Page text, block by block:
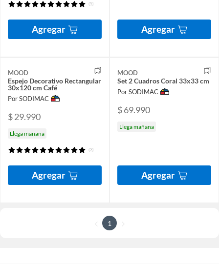
(5)
Agregar Agregar
MOOD
Espejo Decorativo Rectangular
30x120 cm Café
Por SODIMAC
$ 29.990
Llega mañana
(3)
Agregar
MOOD
Set 2 Cuadros Coral 33x33 cm
Por SODIMAC
$ 69.990
Llega mañana
Agregar
1